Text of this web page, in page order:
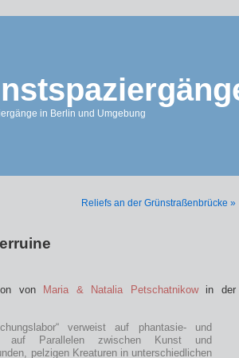
in Berlin und Umgebung
Reliefs an der Grünstraßenbrücke »
von Maria & Natalia Petschatnikowin der
verweist auf phantasie- und
auf Parallelen zwischen Kunst und
pelzigen Kreaturen in unterschiedlichen